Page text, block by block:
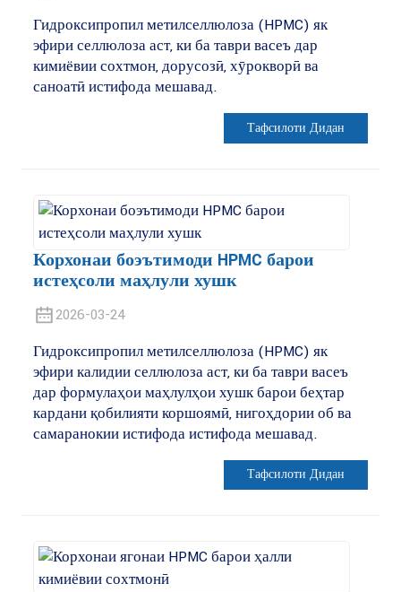
Гидроксипропил метилселлюлоза (HPMC) як
эфири селлюлоза аст, ки ба таври васеъ дар
кимиёвии сохтмон, дорусозӣ, хӯрокворӣ ва
саноатӣ истифода мешавад.
Тафсилоти Дидан
Корхонаи боэътимоди HPMC барои
истеҳсоли маҳлули хушк
2026-03-24
Гидроксипропил метилселлюлоза (HPMC) як
эфири калидии селлюлоза аст, ки ба таври васеъ
дар формулаҳои маҳлулҳои хушк барои беҳтар
кардани қобилияти коршоямӣ, нигоҳдории об ва
самаранокии истифода истифода мешавад.
Тафсилоти Дидан